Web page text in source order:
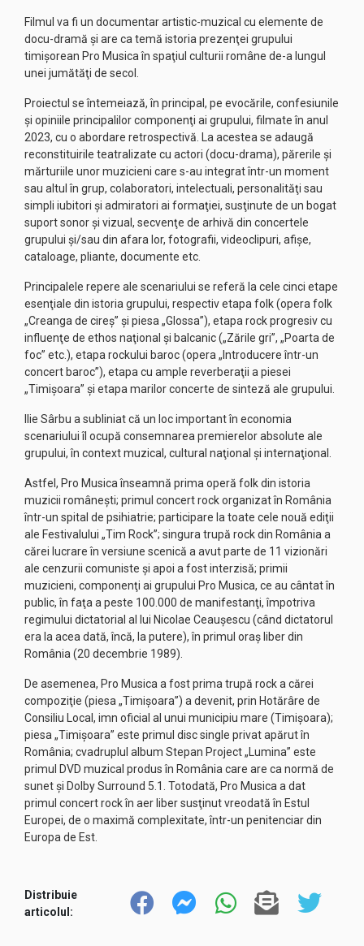
Filmul va fi un documentar artistic-muzical cu elemente de
docu-dramă şi are ca temă istoria prezenţei grupului
timişorean Pro Musica în spaţiul culturii române de-a lungul
unei jumătăţi de secol.
Proiectul se întemeiază, în principal, pe evocările, confesiunile
şi opiniile principalilor componenţi ai grupului, filmate în anul
2023, cu o abordare retrospectivă. La acestea se adaugă
reconstituirile teatralizate cu actori (docu-drama), părerile şi
mărturiile unor muzicieni care s-au integrat într-un moment
sau altul în grup, colaboratori, intelectuali, personalităţi sau
simpli iubitori şi admiratori ai formaţiei, susţinute de un bogat
suport sonor şi vizual, secvenţe de arhivă din concertele
grupului şi/sau din afara lor, fotografii, videoclipuri, afişe,
cataloage, pliante, documente etc.
Principalele repere ale scenariului se referă la cele cinci etape
esenţiale din istoria grupului, respectiv etapa folk (opera folk
„Creanga de cireş” şi piesa „Glossa”), etapa rock progresiv cu
influenţe de ethos naţional şi balcanic („Zările gri”, „Poarta de
foc” etc.), etapa rockului baroc (opera „Introducere într-un
concert baroc”), etapa cu ample reverberaţii a piesei
„Timişoara” şi etapa marilor concerte de sinteză ale grupului.
Ilie Sârbu a subliniat că un loc important în economia
scenariului îl ocupă consemnarea premierelor absolute ale
grupului, în context muzical, cultural naţional şi internaţional.
Astfel, Pro Musica înseamnă prima operă folk din istoria
muzicii româneşti; primul concert rock organizat în România
într-un spital de psihiatrie; participare la toate cele nouă ediţii
ale Festivalului „Tim Rock”; singura trupă rock din România a
cărei lucrare în versiune scenică a avut parte de 11 vizionări
ale cenzurii comuniste şi apoi a fost interzisă; primii
muzicieni, componenţi ai grupului Pro Musica, ce au cântat în
public, în faţa a peste 100.000 de manifestanţi, împotriva
regimului dictatorial al lui Nicolae Ceauşescu (când dictatorul
era la acea dată, încă, la putere), în primul oraş liber din
România (20 decembrie 1989).
De asemenea, Pro Musica a fost prima trupă rock a cărei
compoziţie (piesa „Timişoara”) a devenit, prin Hotărâre de
Consiliu Local, imn oficial al unui municipiu mare (Timişoara);
piesa „Timişoara” este primul disc single privat apărut în
România; cvadruplul album Stepan Project „Lumina” este
primul DVD muzical produs în România care are ca normă de
sunet şi Dolby Surround 5.1. Totodată, Pro Musica a dat
primul concert rock în aer liber susţinut vreodată în Estul
Europei, de o maximă complexitate, într-un penitenciar din
Europa de Est.
Distribuie
articolul: